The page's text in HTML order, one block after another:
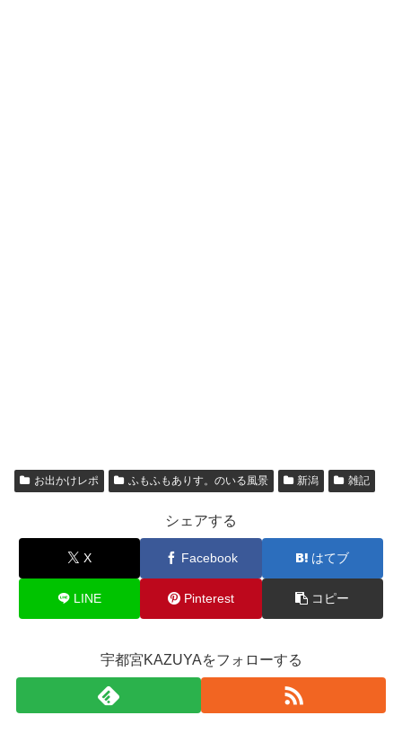
お出かけレポ ふもふもありす。のいる風景 新潟 雑記
シェアする
X Facebook はてブ
LINE Pinterest コピー
宇都宮KAZUYAをフォローする